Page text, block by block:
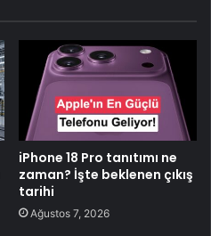
iPhone 18 Pro tanıtımı ne
zaman? İşte beklenen çıkış
tarihi
Ağustos 7, 2026